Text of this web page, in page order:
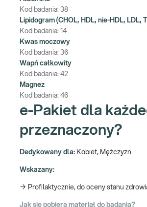
Kod badania: 38
Lipidogram (CHOL, HDL, nie-HDL, LDL,
Kod badania: 14
Kwas moczowy
Kod badania: 36
Wapń całkowity
Kod badania: 42
Magnez
Kod badania: 46
e-Pakiet dla
przeznaczony?
Dedykowany dla: Kobiet, Mężczyzn
Wskazany:
→ Profilaktycznie, do oceny stanu
Jak się pobiera materiał do badania?